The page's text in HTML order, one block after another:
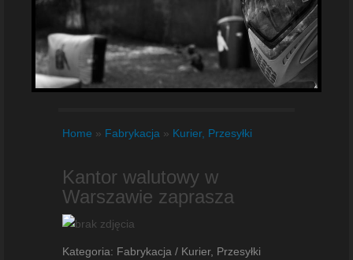
Home » Fabrykacja » Kurier, Przesyłki
Kantor walutowy w
Warszawie zaprasza
Kategoria: Fabrykacja / Kurier, Przesyłki